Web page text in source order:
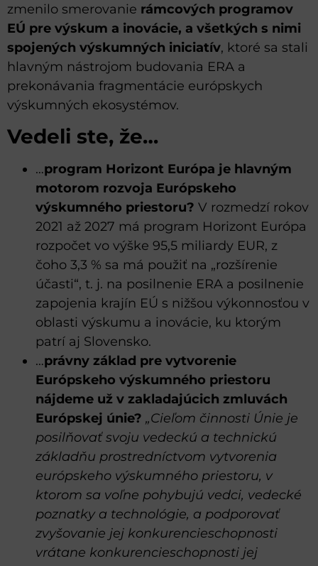
zmenilo smerovanie rámcových programov
EÚ pre výskum a inovácie, a všetkých s nimi
spojených výskumných iniciatív, ktoré sa stali
hlavným nástrojom budovania ERA a
prekonávania fragmentácie európskych
výskumných ekosystémov.
Vedeli ste, že…
…program Horizont Európa je hlavným
motorom rozvoja Európskeho
výskumného priestoru? V rozmedzí rokov
2021 až 2027 má program Horizont Európa
rozpočet vo výške 95,5 miliardy EUR, z
čoho 3,3 % sa má použiť na „rozšírenie
účasti“, t. j. na posilnenie ERA a posilnenie
zapojenia krajín EÚ s nižšou výkonnosťou v
oblasti výskumu a inovácie, ku ktorým
patrí aj Slovensko.
…právny základ pre vytvorenie
Európskeho výskumného priestoru
nájdeme už v zakladajúcich zmluvách
Európskej únie? „Cieľom činnosti Únie je
posilňovať svoju vedeckú a technickú
základňu prostredníctvom vytvorenia
európskeho výskumného priestoru, v
ktorom sa voľne pohybujú vedci, vedecké
poznatky a technológie, a podporovať
zvyšovanie jej konkurencieschopnosti
vrátane konkurencieschopnosti jej